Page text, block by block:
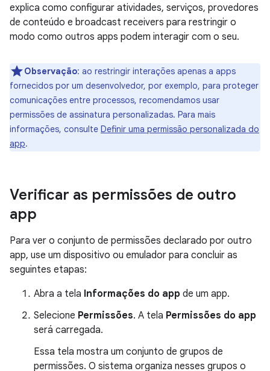
explica como configurar atividades, serviços, provedores
de conteúdo e broadcast receivers para restringir o
modo como outros apps podem interagir com o seu.
Observação: ao restringir interações apenas a apps
fornecidos por um desenvolvedor, por exemplo, para proteger
comunicações entre processos, recomendamos usar
permissões de assinatura personalizadas. Para mais
informações, consulte Definir uma permissão personalizada do
app.
Verificar as permissões de outro
app
Para ver o conjunto de permissões declarado por outro
app, use um dispositivo ou emulador para concluir as
seguintes etapas:
Abra a tela Informações do app de um app.
Selecione Permissões. A tela Permissões do app
será carregada.
Essa tela mostra um conjunto de grupos de
permissões. O sistema organiza nesses grupos o